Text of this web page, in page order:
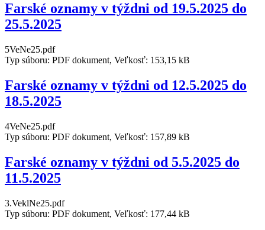
Farské oznamy v týždni od 19.5.2025 do
25.5.2025
5VeNe25.pdf
Typ súboru: PDF dokument, Veľkosť: 153,15 kB
Farské oznamy v týždni od 12.5.2025 do
18.5.2025
4VeNe25.pdf
Typ súboru: PDF dokument, Veľkosť: 157,89 kB
Farské oznamy v týždni od 5.5.2025 do
11.5.2025
3.VeklNe25.pdf
Typ súboru: PDF dokument, Veľkosť: 177,44 kB